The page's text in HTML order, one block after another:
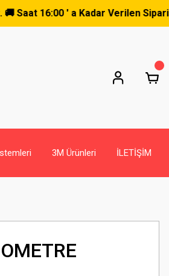
' a Kadar Verilen Siparişler
3M Ürünleri İLETİŞİM